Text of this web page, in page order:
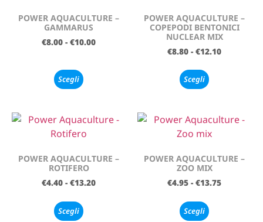
POWER AQUACULTURE –
GAMMARUS
€8.00 - €10.00
Scegli
POWER AQUACULTURE –
COPEPODI BENTONICI
NUCLEAR MIX
€8.80 - €12.10
Scegli
POWER AQUACULTURE –
ROTIFERO
€4.40 - €13.20
Scegli
POWER AQUACULTURE –
ZOO MIX
€4.95 - €13.75
Scegli